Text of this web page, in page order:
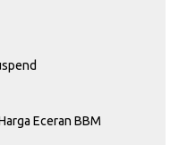
Eceran BBM